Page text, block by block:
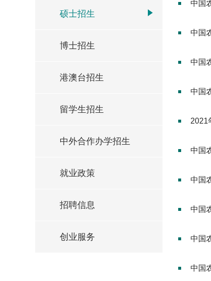
硕士招生
博士招生
港澳台招生
留学生招生
中外合作办学招生
就业政策
招聘信息
创业服务
中国
中国
中国
中国
2021
中国
中国
中国
中国
中国